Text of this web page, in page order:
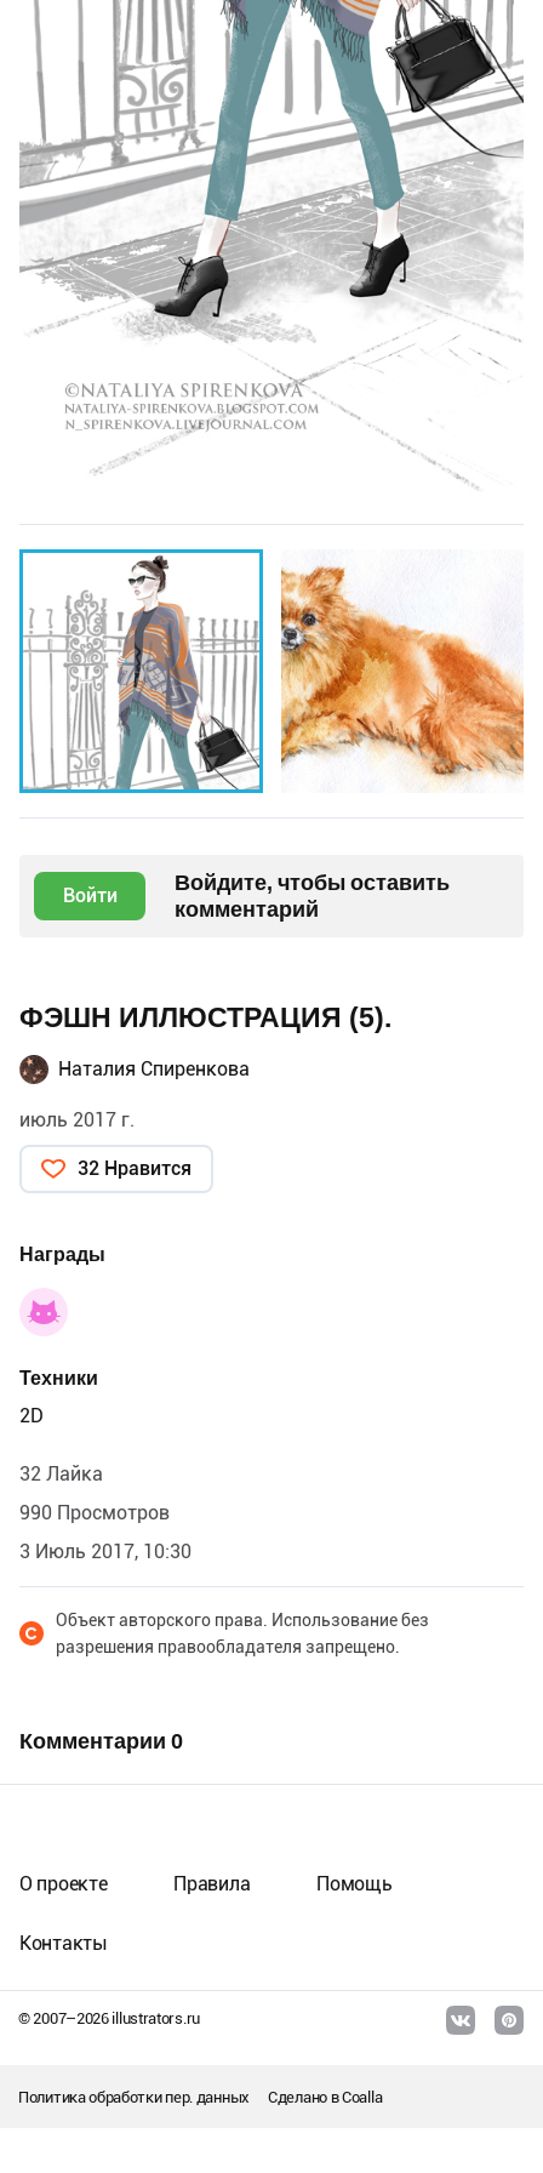
Войти
Войдите, чтобы оставить
комментарий
ФЭШН ИЛЛЮСТРАЦИЯ (5).
Наталия Спиренкова
июль 2017 г.
32 Нравится
Награды
Техники
2D
32 Лайка
990 Просмотров
3 Июль 2017, 10:30
Объект авторского права. Использование без
разрешения правообладателя запрещено.
Комментарии 0
© 2007–2026illustrators.ru
О проекте Правила Помощь
Контакты
Политика обработки пер. данных Сделано вCoalla